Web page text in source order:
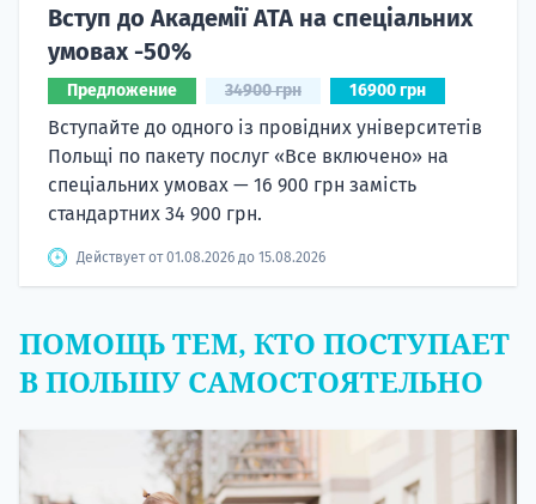
Вступ до Академії ATA на спеціальних
умовах -50%
Предложение 34900 грн 16900 грн
Вступайте до одного із провідних університетів
Польщі по пакету послуг «Все включено» на
спеціальних умовах — 16 900 грн замість
стандартних 34 900 грн.
Действует от 01.08.2026 до 15.08.2026
ПОМОЩЬ ТЕМ, КТО ПОСТУПАЕТ
В ПОЛЬШУ САМОСТОЯТЕЛЬНО